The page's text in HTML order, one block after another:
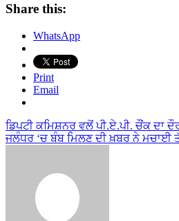
Share this:
WhatsApp
Print
Email
Post
navigation
ਡਿਪਟੀ ਕਮਿਸ਼ਨਰ ਵਲੋਂ ਪੀ.ਏ.ਪੀ. ਚੌਂਕ ਦਾ
ਜਲੰਧਰ ‘ਚ ਬੰਬ ਮਿਲਣ ਦੀ ਖ਼ਬਰ ਨੇ ਮਚਾਈ